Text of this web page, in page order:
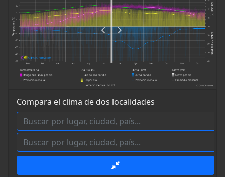
Compara el clima de dos localidades